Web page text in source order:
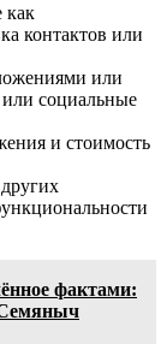
как
контактов или
или
социальные
и стоимость
фактами: